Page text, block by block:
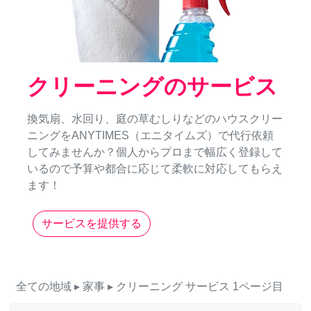
クリーニングのサービス
換気扇、水回り、庭の草むしりなどのハウスクリー
ニングをANYTIMES（エニタイムズ）で代行依頼
してみませんか？個人からプロまで幅広く登録して
いるので予算や都合に応じて柔軟に対応してもらえ
ます！
サービスを提供する
全ての地域 ▸ 家事 ▸ クリーニング サービス 1ページ目